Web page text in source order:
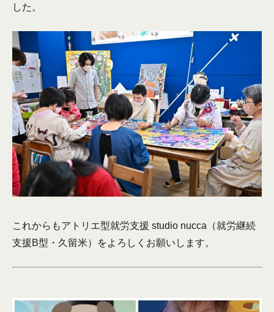
した。
これからもアトリエ型就労支援 studio nucca（就労継続
支援B型・久留米）をよろしくお願いします。